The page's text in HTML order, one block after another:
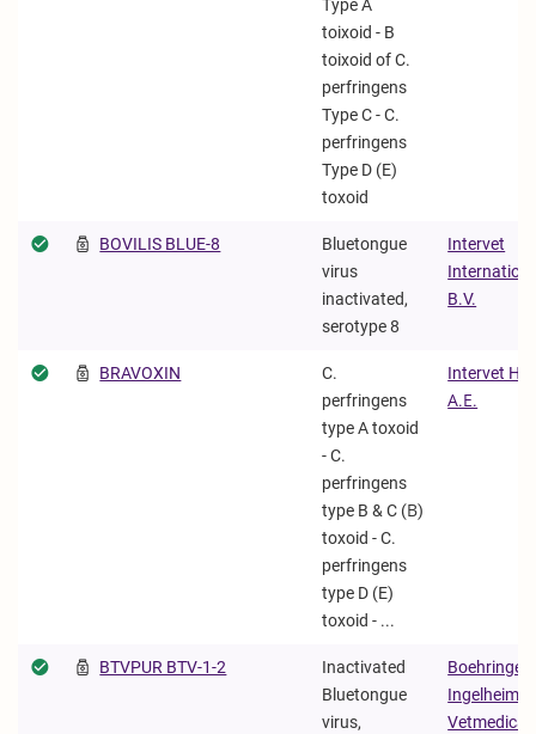
Type A
toixoid - B
toixoid of C.
perfringens
Type C - C.
perfringens
Type D (E)
toxoid
BOVILIS BLUE-8
Bluetongue
virus
inactivated,
serotype 8
Intervet
B.V.
BRAVOXIN
C.
perfringens
type A toxoid
- C.
perfringens
type B & C (Β)
toxoid - C.
perfringens
type D (E)
toxoid - ...
Intervet
Α.Ε.
BTVPUR BTV-1-2
Inactivated
Bluetongue
virus,
Boehringer
Ingelheim
Vetmedica